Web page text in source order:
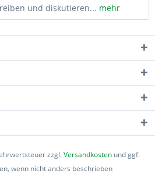
und diskutieren... mehr
zzgl.Versandkosten und ggf.
wenn nicht anders beschrieben